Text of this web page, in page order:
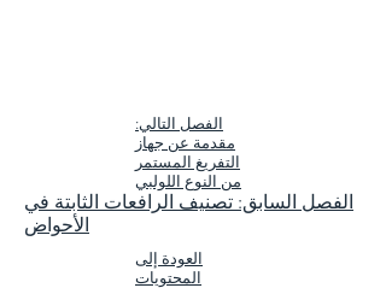
الفصل التالي:
مقدمة عن جهاز
التفريغ المستمر
من النوع اللولبي
الفصل السابق: تصنيف الرافعات الثابتة في
الأحواض
العودة إلى
المحتويات